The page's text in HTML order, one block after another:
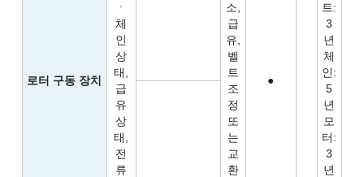
로터 구동 장치
ㆍ
체
인
상
태,
급
유
상
태,
전
류
소,
급
유,
벨
트
조
정
또
는
교
환
●
트:
3
년
체
인:
5
년
모
터:
3
년